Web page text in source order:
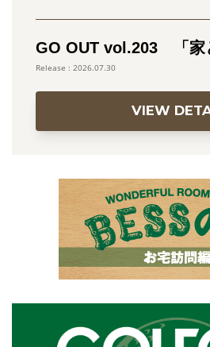
GO OUT vol.203 「家
2026.07.30
VIEW